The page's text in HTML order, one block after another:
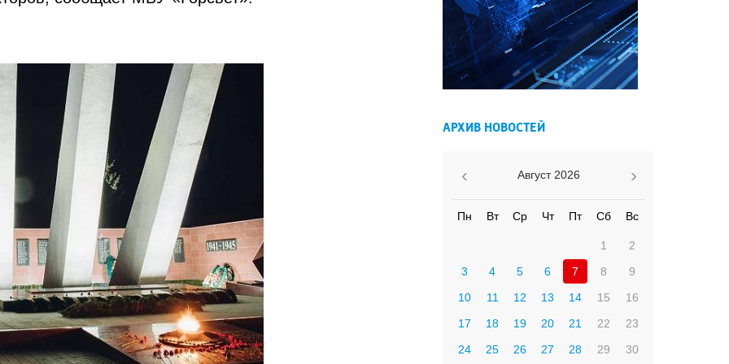
АРХИВ НОВОСТЕЙ
Август 2026
Пн Вт Ср Чт Пт Сб Вс
1 2
3 4 5 6 7 8 9
10 11 12 13 14 15 16
17 18 19 20 21 22 23
24 25 26 27 28 29 30